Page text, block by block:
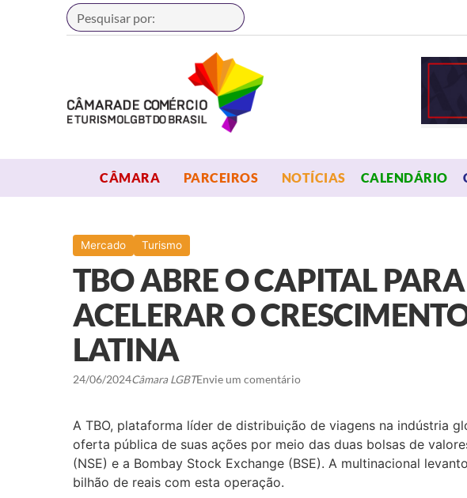
Buscar
CÂMARA OPEN MENU
PARCEIROS OPEN MENU
NOTÍCIAS CALENDÁRIO
Mercado Turismo
TBO ABRE O CAPITAL
ACELERAR O
LATINA
24/06/2024Câmara LGBTEnvie um comentário
A TBO, plataforma líder de distribuição de viagens na indústria
oferta pública de suas ações por meio das duas bolsas de
(NSE) e a Bombay Stock Exchange (BSE). A multinacional
bilhão de reais com esta operação.